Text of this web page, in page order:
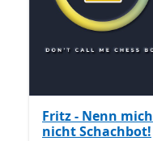
Fritz - Nenn mich
nicht Schachbot!